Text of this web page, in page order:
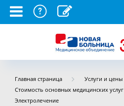
Главная страница
Услуги и цены
Стоимость основных медицинских услуг
Электролечение